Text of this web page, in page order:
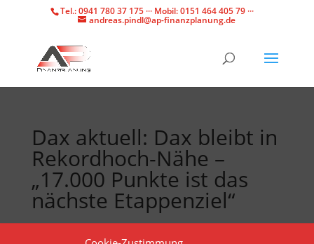
Tel.: 0941 780 37 175 ··· Mobil: 0151 464 405 79 ···
andreas.pindl@ap-finanzplanung.de
Dax aktuell: Dax bleibt in
Rekordhoch-Nähe –
„17.000 Punkte ist das
nächste Etappenziel“
Privatanleger und institutionelle Investoren haben